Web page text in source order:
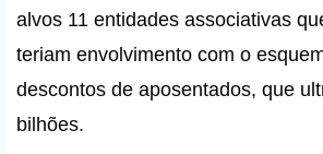
alvos 11 entidades associativas
teriam envolvimento com o
descontos de aposentados, que
bilhões.